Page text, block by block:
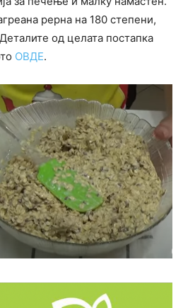
рерна на 180 степени,
од целата постапка
ОВДЕ.